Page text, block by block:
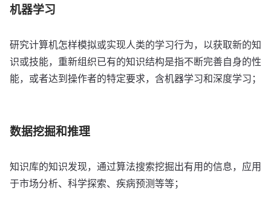
机器学习
研究计算机怎样模拟或实现人类的学习行为，以获取新的知
识或技能，重新组织已有的知识结构是指不断完善自身的性
能，或者达到操作者的特定要求，含机器学习和深度学习；
数据挖掘和推理
知识库的知识发现，通过算法搜索挖掘出有用的信息，应用
于市场分析、科学探索、疾病预测等等；